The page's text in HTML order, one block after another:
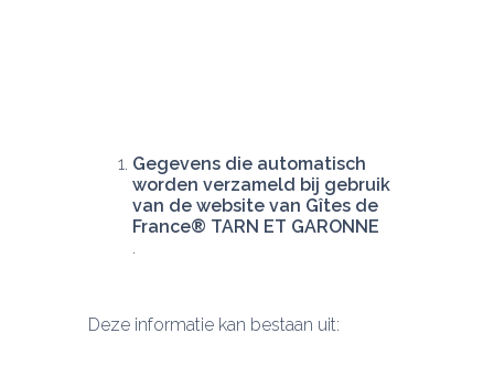
Gegevens die automatisch
worden verzameld bij gebruik
van de website van Gîtes de
France® TARN ET GARONNE
Deze informatie kan bestaan uit: